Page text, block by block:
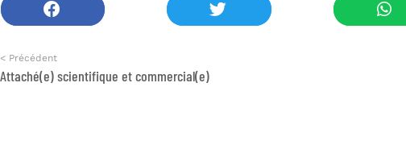
< Précédent
Attaché(e) scientifique et commercial(e)